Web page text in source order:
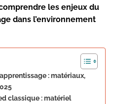
les enjeux du
dans l’environnement
: matériaux,
classique : matériel